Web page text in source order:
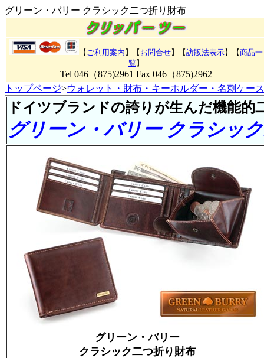
グリーン・バリー クラシック二つ折り財布
【 ご利用案内 】【 お問合せ】【訪販法表示】【商品一
覧 】
Tel 046（875)2961 Fax 046（875)2962
トップページ>ウォレット・財布・キーホルダー・名刺ケース
ドイツブランドの誇りが生んだ機能的
グリーン・バリー クラシッ
グリーン・バリー
クラシック二つ折り財布